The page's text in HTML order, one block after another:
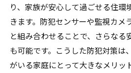
り、家族が安心して過ごせる住環
きます。防犯センサーや監視カメ
と組み合わせることで、さらなる
も可能です。こうした防犯対策は
がいる家庭にとって大きなメリッ